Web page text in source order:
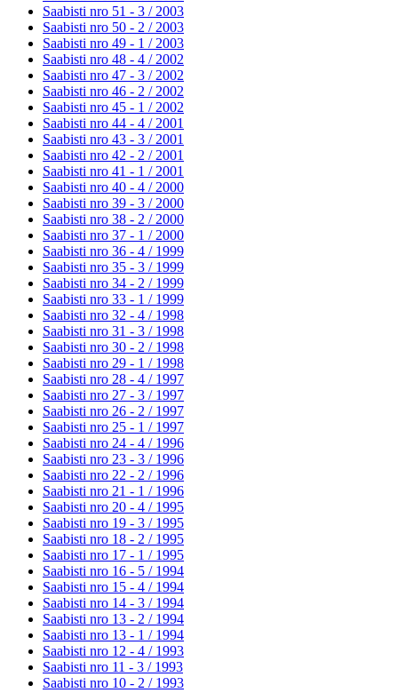
Saabisti nro 51 - 3 / 2003
Saabisti nro 50 - 2 / 2003
Saabisti nro 49 - 1 / 2003
Saabisti nro 48 - 4 / 2002
Saabisti nro 47 - 3 / 2002
Saabisti nro 46 - 2 / 2002
Saabisti nro 45 - 1 / 2002
Saabisti nro 44 - 4 / 2001
Saabisti nro 43 - 3 / 2001
Saabisti nro 42 - 2 / 2001
Saabisti nro 41 - 1 / 2001
Saabisti nro 40 - 4 / 2000
Saabisti nro 39 - 3 / 2000
Saabisti nro 38 - 2 / 2000
Saabisti nro 37 - 1 / 2000
Saabisti nro 36 - 4 / 1999
Saabisti nro 35 - 3 / 1999
Saabisti nro 34 - 2 / 1999
Saabisti nro 33 - 1 / 1999
Saabisti nro 32 - 4 / 1998
Saabisti nro 31 - 3 / 1998
Saabisti nro 30 - 2 / 1998
Saabisti nro 29 - 1 / 1998
Saabisti nro 28 - 4 / 1997
Saabisti nro 27 - 3 / 1997
Saabisti nro 26 - 2 / 1997
Saabisti nro 25 - 1 / 1997
Saabisti nro 24 - 4 / 1996
Saabisti nro 23 - 3 / 1996
Saabisti nro 22 - 2 / 1996
Saabisti nro 21 - 1 / 1996
Saabisti nro 20 - 4 / 1995
Saabisti nro 19 - 3 / 1995
Saabisti nro 18 - 2 / 1995
Saabisti nro 17 - 1 / 1995
Saabisti nro 16 - 5 / 1994
Saabisti nro 15 - 4 / 1994
Saabisti nro 14 - 3 / 1994
Saabisti nro 13 - 2 / 1994
Saabisti nro 13 - 1 / 1994
Saabisti nro 12 - 4 / 1993
Saabisti nro 11 - 3 / 1993
Saabisti nro 10 - 2 / 1993